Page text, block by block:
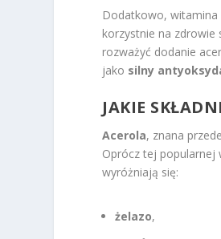
Dodatkowo, witamina
korzystnie na
rozważyć dodanie
jako silny
JAKIE
Acerola, znana
Oprócz tej popularnej
wyróżniają się:
żelazo,